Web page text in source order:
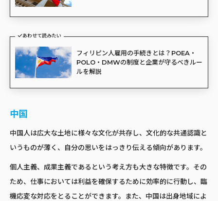
あわせて読みたい
フィリピン人雇用の手続きとは？POEA・
POLO・DMWの制度と企業が守るべきルー
ルを解説
中国
中国人は広大な土地に様々な文化が共存し、文化的な共通認識と
いうものが薄く、自分の思いをはっきり伝える傾向があります。
個人主義、成果主義であるという考え方も大きな特徴です。その
ため、仕事においては利益を確保するために効率的に行動し、臨
機応変な対応をとることができます。また、中国は出身地域によ